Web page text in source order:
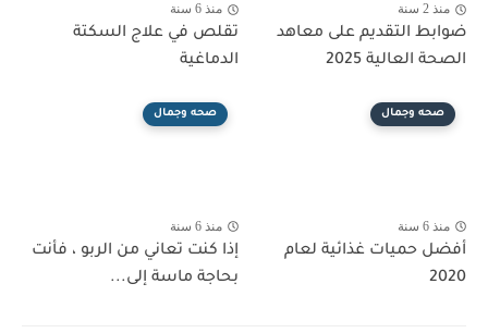
منذ 2 سنة
ضوابط التقديم على معاهد
الصحة العالية 2025
منذ 6 سنة
تقلص في علاج السكتة
الدماغية
صحه وجمال
منذ 6 سنة
أفضل حميات غذائية لعام
2020
صحه وجمال
منذ 6 سنة
إذا كنت تعاني من الربو ، فأنت
بحاجة ماسة إلى...